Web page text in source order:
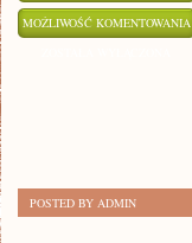
MOŻLIWOŚĆ KOMENTOWANIA
POSTED BY ADMIN